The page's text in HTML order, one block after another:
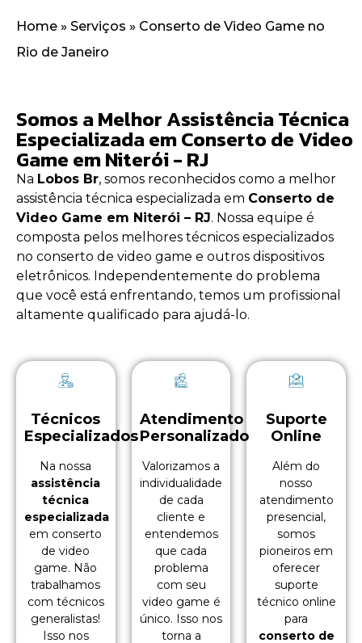
Home » Serviços » Conserto de Video Game no
Rio de Janeiro
Somos a Melhor Assistência Técnica
Especializada em Conserto de Video
Game em Niterói - RJ
Na Lobos Br, somos reconhecidos como a melhor
assistência técnica especializada em Conserto de
Video Game em Niterói – RJ. Nossa equipe é
composta pelos melhores técnicos especializados
no conserto de video game e outros dispositivos
eletrônicos. Independentemente do problema
que você está enfrentando, temos um profissional
altamente qualificado para ajudá-lo.
Técnicos
Especializados
Na nossa
assistência
técnica
especializada
em conserto
de video
game. Não
trabalhamos
com técnicos
generalistas!
Isso nos
Atendimento
Personalizado
Valorizamos a
individualidade
de cada
cliente e
entendemos
que cada
problema
com seu
video game é
único. Isso nos
torna a
Suporte
Online
Além do
nosso
atendimento
presencial,
somos
pioneiros em
oferecer
suporte
técnico online
para
conserto de